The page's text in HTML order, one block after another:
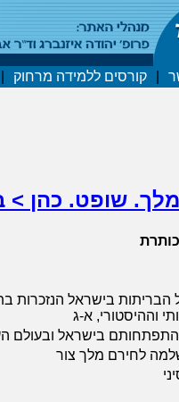
קורסים ללמידה מרחוק
שופט. כהן >
כותרת
בישראל הנזכרות
וההיסטורי, א-ג
התפתחותם בישראל ובעולם
לחירם מלך צור